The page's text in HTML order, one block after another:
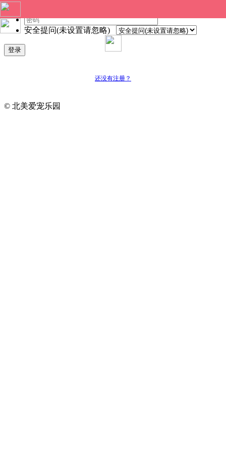
安全提问(未设置请忽略)
登录
还没有注册？
© 北美爱宠乐园